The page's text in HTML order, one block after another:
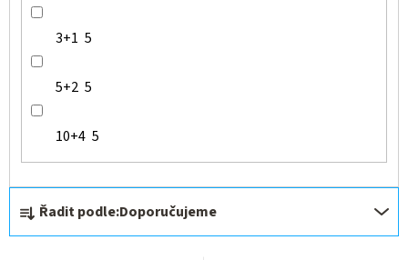
Ř
a
Řadit podle:Doporučujeme
3+1 5
5+2 5
10+4 5